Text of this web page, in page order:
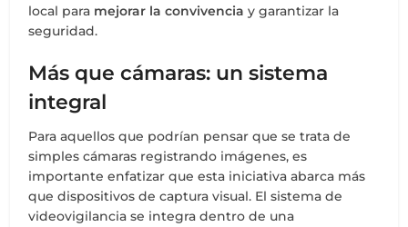
local para mejorar la convivencia y garantizar la
seguridad.
Más que cámaras: un sistema
integral
Para aquellos que podrían pensar que se trata de
simples cámaras registrando imágenes, es
importante enfatizar que esta iniciativa abarca más
que dispositivos de captura visual. El sistema de
videovigilancia se integra dentro de una